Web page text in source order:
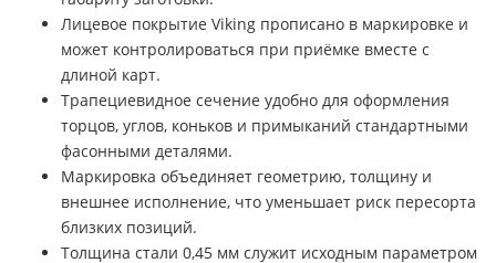
Лицевое покрытие Viking прописано в маркировке и
может контролироваться при приёмке вместе с
длиной карт.
Трапециевидное сечение удобно для оформления
торцов, углов, коньков и примыканий стандартными
фасонными деталями.
Маркировка объединяет геометрию, толщину и
внешнее исполнение, что уменьшает риск пересорта
близких позиций.
Толщина стали 0,45 мм служит исходным параметром